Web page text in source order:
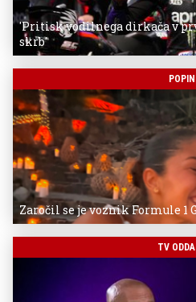
'Pritisk vodilnega dirkača v
skrb'
POPIN
Zaročil se je voznik Formule 1
TV